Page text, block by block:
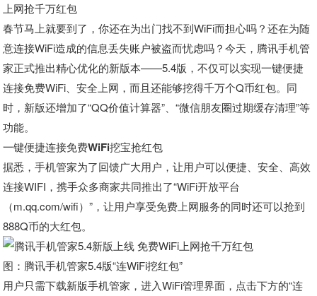
上网抢千万红包
春节马上就要到了，你还在为出门找不到WiFi而担心吗？还在为随
意连接WiFi造成的信息丢失账户被盗而忧虑吗？今天，腾讯手机管
家正式推出精心优化的新版本——5.4版，不仅可以实现一键便捷
连接免费WiFi、安全上网，而且还能够挖得千万个Q币红包。同
时，新版还增加了“QQ价值计算器”、“微信朋友圈过期缓存清理”等
功能。
一键便捷连接免费WiFi挖宝抢红包
据悉，手机管家为了回馈广大用户，让用户可以便捷、安全、高效
连接WIFI，携手众多商家共同推出了“WiFi开放平台
（m.qq.com/wifi）”，让用户享受免费上网服务的同时还可以抢到
888Q币的大红包。
图：腾讯手机管家5.4版“连WiFi挖红包”
用户只需下载新版手机管家，进入WiFi管理界面，点击下方的“连